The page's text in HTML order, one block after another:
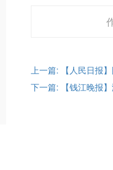
上一篇: 【人民日报
下一篇: 【钱江晚报